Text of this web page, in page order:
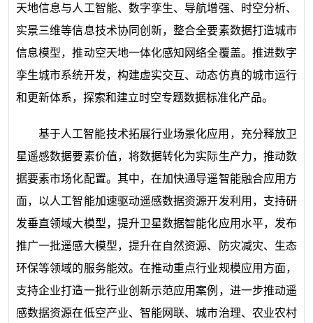
天地信息与人工智能、数字孪生、导航增强、时空分析、
实景三维等信息技术协同创新，整合全要素数据打造城市
信息模型，推动空天地一体化感知网络全覆盖。推进数字
孪生城市系统开发，构建虚实交互、动态仿真的城市运行
和更新体系，探索和建立时空专题数据标准化产品。
基于人工智能技术拓展行业场景化应用，充分释放卫
星遥感数据要素价值，将数据转化为实际生产力，推动数
据要素市场化配置。其中，在加快通导遥智能融合应用方
面，以人工智能加速驱动遥感数据资源开发利用，支持研
发垂直领域大模型，提升卫星数据智能化应用水平，发布
推广一批遥感大模型，提升在自然资源、防灾减灾、生态
环保等领域的服务能效。在推动重点行业规模应用方面，
支持企业打造一批行业创新示范应用案例，进一步推动遥
感数据资源在低空产业、智能网联、城市治理、农业农村